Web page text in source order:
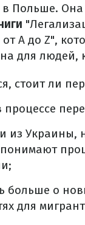
в Польше. Она
A до Z",
для людей,
стоит ли
процессе
из Украины,
больше о
для